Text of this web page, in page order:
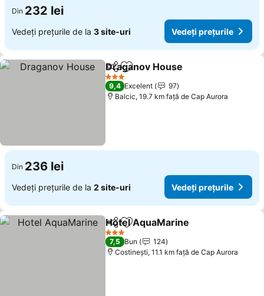
Din 232 lei
Vedeți prețurile de la 3 site-uri Vedeți prețurile
DistribuițiAdăugaţi la favorite
Draganov House
3 Stele
9,4 Excelent
97
Balcic, 19.7 km faţă de Cap Aurora
Din 236 lei
Vedeți prețurile de la 2 site-uri Vedeți prețurile
DistribuițiAdăugaţi la favorite
Hotel AquaMarine
3 Stele
7,5 Bun
124
Costinești, 11.1 km faţă de Cap Aurora